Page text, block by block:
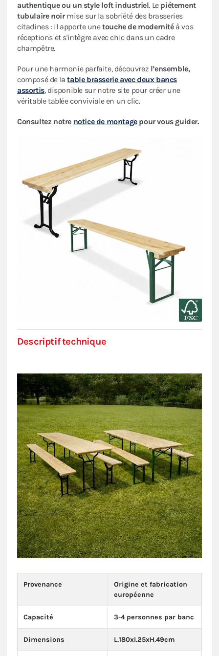
authentique ou un style loft industriel. Le piétement
tubulaire noirmise sur la sobriété des brasseries
citadines : il apporte unetouche de modernitéà vos
réceptions et s'intègre avec chic dans un cadre
champêtre.
Pour une harmonie parfaite, découvrez l’ensemble,
composé de latable brasserie avec deux bancs
assortis, disponible sur notre site pour créer une
véritable tablée conviviale en un clic.
Consultez notre notice de montagepour vous guider.
Descriptif technique
Provenance
Origine et fabrication
européenne
Capacité 3-4 personnes par banc
Dimensions L.180xl.25xH.49cm